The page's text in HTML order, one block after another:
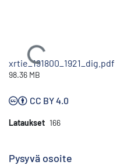
Ladataan...
xrtie_191800_1921_dig.pdf
98.36 MB
CC BY 4.0
Lataukset 166
Pysyvä osoite